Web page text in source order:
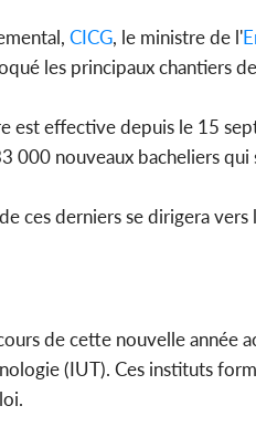
CICG, le ministre de l'
les principaux chantiers
est effective depuis le 15
000 nouveaux bacheliers qui
ces derniers se dirigera vers
de cette nouvelle année
(IUT). Ces instituts